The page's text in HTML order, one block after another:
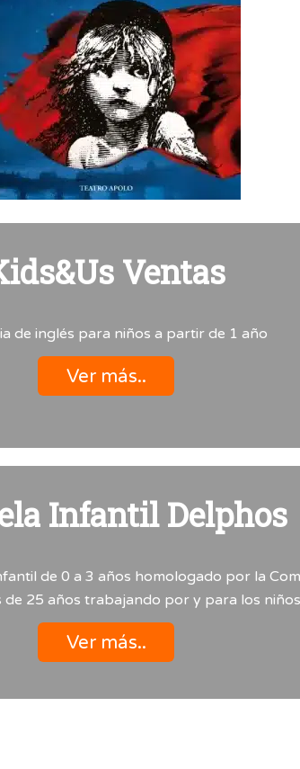
Ventas
de inglés para niños a partir de 1 año
Ver más..
Infantil Delphos
de 0 a 3 años homologado por la
de 25 años trabajando por y para los
Ver más..